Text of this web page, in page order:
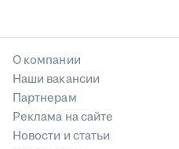
О компании
Наши вакансии
Партнерам
Реклама на сайте
Новости и статьи